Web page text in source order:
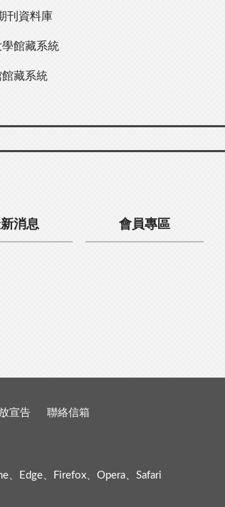
刊資料庫
館藏系統
館藏系統
消息 會員專區
宣告 聯絡信箱
Edge、Firefox、Opera、Safari